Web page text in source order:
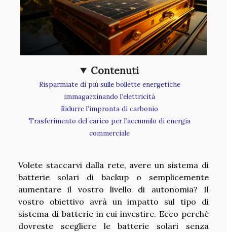
Contenuti
Risparmiate di più sulle bollette energetiche
immagazzinando l’elettricità
Ridurre l’impronta di carbonio
Trasferimento del carico per l’accumulo di energia
commerciale
Volete staccarvi dalla rete, avere un sistema di
batterie solari di backup o semplicemente
aumentare il vostro livello di autonomia? Il
vostro obiettivo avrà un impatto sul tipo di
sistema di batterie in cui investire. Ecco perché
dovreste scegliere le batterie solari senza